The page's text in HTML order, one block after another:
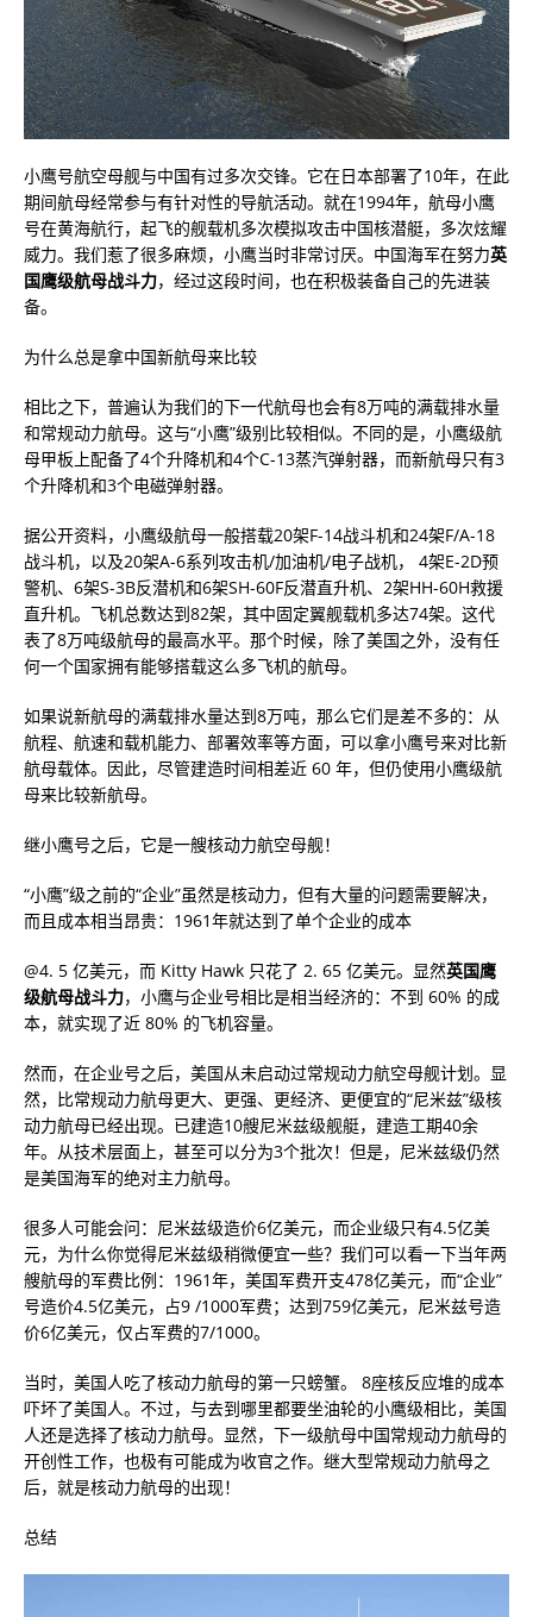
小鹰号航空母舰与中国有过多次交锋。它在日本部署了10年，在此
期间航母经常参与有针对性的导航活动。就在1994年，航母小鹰
号在黄海航行，起飞的舰载机多次模拟攻击中国核潜艇，多次炫耀
威力。我们惹了很多麻烦，小鹰当时非常讨厌。中国海军在努力英
国鹰级航母战斗力，经过这段时间，也在积极装备自己的先进装
备。
为什么总是拿中国新航母来比较
相比之下，普遍认为我们的下一代航母也会有8万吨的满载排水量
和常规动力航母。这与“小鹰”级别比较相似。不同的是，小鹰级航
母甲板上配备了4个升降机和4个C-13蒸汽弹射器，而新航母只有3
个升降机和3个电磁弹射器。
据公开资料，小鹰级航母一般搭载20架F-14战斗机和24架F/A-18
战斗机，以及20架A-6系列攻击机/加油机/电子战机， 4架E-2D预
警机、6架S-3B反潜机和6架SH-60F反潜直升机、2架HH-60H救援
直升机。飞机总数达到82架，其中固定翼舰载机多达74架。这代
表了8万吨级航母的最高水平。那个时候，除了美国之外，没有任
何一个国家拥有能够搭载这么多飞机的航母。
如果说新航母的满载排水量达到8万吨，那么它们是差不多的：从
航程、航速和载机能力、部署效率等方面，可以拿小鹰号来对比新
航母载体。因此，尽管建造时间相差近 60 年，但仍使用小鹰级航
母来比较新航母。
继小鹰号之后，它是一艘核动力航空母舰！
“小鹰”级之前的“企业”虽然是核动力，但有大量的问题需要解决，
而且成本相当昂贵：1961年就达到了单个企业的成本
@4. 5 亿美元，而 Kitty Hawk 只花了 2. 65 亿美元。显然英国鹰
级航母战斗力，小鹰与企业号相比是相当经济的：不到 60% 的成
本，就实现了近 80% 的飞机容量。
然而，在企业号之后，美国从未启动过常规动力航空母舰计划。显
然，比常规动力航母更大、更强、更经济、更便宜的“尼米兹”级核
动力航母已经出现。已建造10艘尼米兹级舰艇，建造工期40余
年。从技术层面上，甚至可以分为3个批次！但是，尼米兹级仍然
是美国海军的绝对主力航母。
很多人可能会问：尼米兹级造价6亿美元，而企业级只有4.5亿美
元，为什么你觉得尼米兹级稍微便宜一些？我们可以看一下当年两
艘航母的军费比例：1961年，美国军费开支478亿美元，而“企业”
号造价4.5亿美元，占9 /1000军费；达到759亿美元，尼米兹号造
价6亿美元，仅占军费的7/1000。
当时，美国人吃了核动力航母的第一只螃蟹。 8座核反应堆的成本
吓坏了美国人。不过，与去到哪里都要坐油轮的小鹰级相比，美国
人还是选择了核动力航母。显然，下一级航母中国常规动力航母的
开创性工作，也极有可能成为收官之作。继大型常规动力航母之
后，就是核动力航母的出现！
总结